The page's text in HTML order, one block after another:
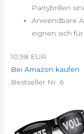
Partybrillen
Anwendbare
eignen sich
10,98 EUR
Bei Amazon kaufen
Bestseller Nr. 6